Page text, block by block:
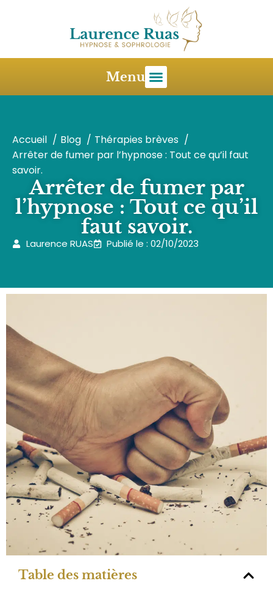
Menu
Accueil Blog
Thérapies brèves
Arrêter de fumer par l’hypnose : Tout ce qu’il faut
savoir.
Arrêter de fumer par
l’hypnose : Tout ce qu’il
faut savoir.
Laurence RUAS Publié le : 02/10/2023
Table des matières